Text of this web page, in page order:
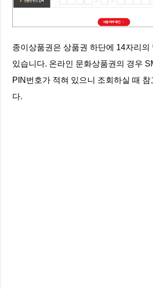
종이상품권은 상품권 하단에 14자리의
있습니다. 온라인 문화상품권의 경우
PIN번호가 적혀 있으니 조회하실 때 참
다.